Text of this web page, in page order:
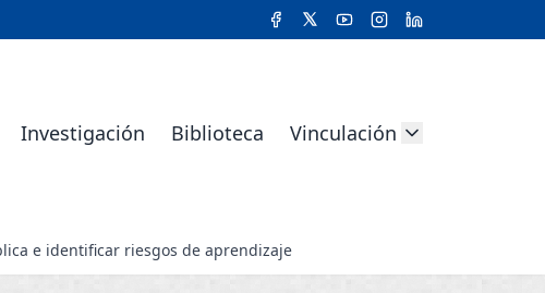
Investigación Biblioteca Vinculación
e identificar riesgos de aprendizaje